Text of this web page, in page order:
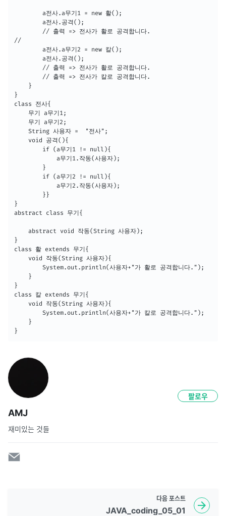
        a전사.a무기1 = new 활();
        a전사.공격();
        // 출력 => 전사가 활로 공격합니다.
//
        a전사.a무기2 = new 칼();
        a전사.공격();
        // 출력 => 전사가 활로 공격합니다.
        // 출력 => 전사가 칼로 공격합니다.
    }
}
class 전사{
    무기 a무기1;
    무기 a무기2;
    String 사용자 =  "전사";
    void 공격(){
        if (a무기1 != null){
            a무기1.작동(사용자);
        }
        if (a무기2 != null){
            a무기2.작동(사용자);
        }}
}
abstract class 무기{
    abstract void 작동(String 사용자);
}
class 활 extends 무기{
    void 작동(String 사용자){
        System.out.println(사용자+"가 활로 공격합니다.");
    }
}
class 칼 extends 무기{
    void 작동(String 사용자){
        System.out.println(사용자+"가 칼로 공격합니다.");
    }
}
AMJ
재미있는 것들
팔로우
다음 포스트
JAVA_coding_05_01